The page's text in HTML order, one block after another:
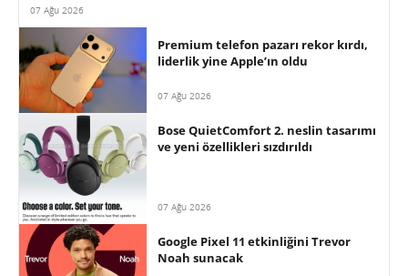
07 Ağu 2026
Premium telefon pazarı rekor kırdı,
liderlik yine Apple’ın oldu
07 Ağu 2026
Bose QuietComfort 2. neslin tasarımı
ve yeni özellikleri sızdırıldı
07 Ağu 2026
Google Pixel 11 etkinliğini Trevor
Noah sunacak